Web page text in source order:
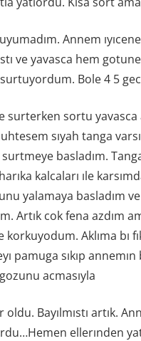
Annem
ve yavasca hem
Bole 4 5
surterken sortu yavasca
sıyah tanga
basladım.
kalcaları ıle
yalamaya basladım ve
Artık cok fena azdım
korkuyodum. Aklıma bı
pamuga sıkıp
acmasıyla
oldu. Bayılmıstı artık.
ellerınden